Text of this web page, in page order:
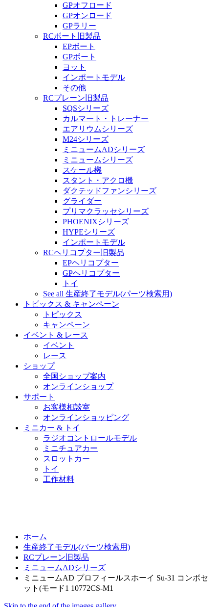
GPオフロード
GPオンロード
GPラリー
RCボート旧製品
EPボート
GPボート
ヨット
インポートモデル
その他
RCプレーン旧製品
SQSシリーズ
カルマート・トレーナー
エアリウムシリーズ
M24シリーズ
ミニュームADシリーズ
ミニュームシリーズ
スケール機
スタント・アクロ機
ダクテッドファンシリーズ
グライダー
プリマクラッセシリーズ
PHOENIXシリーズ
HYPEシリーズ
インポートモデル
RCヘリコプター旧製品
EPヘリコプター
GPヘリコプター
トイ
See all 生産終了モデル(パーツ検索用)
トピックス & キャンペーン
トピックス
キャンペーン
イベント & レース
イベント
レース
ショップ
全国ショップ案内
オンラインショップ
サポート
お客様相談室
オンラインショッピング
ミニカー & トイ
ラジオコントロールモデル
ミニチュアカー
スロットカー
トイ
工作材料
ホーム
生産終了モデル(パーツ検索用)
RCプレーン旧製品
ミニュームADシリーズ
ミニュームAD プロフィールスホーイ Su-31 コンボセ
ット(モード1 10772CS-M1